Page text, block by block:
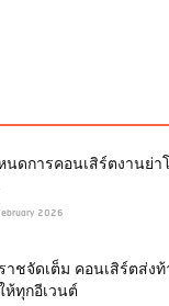
นดการคอนเสิร์ตงานย่าโ
2026
าชจัดเต็ม คอนเสิร์ตส่ง
ห้ทุกอีเวนต์